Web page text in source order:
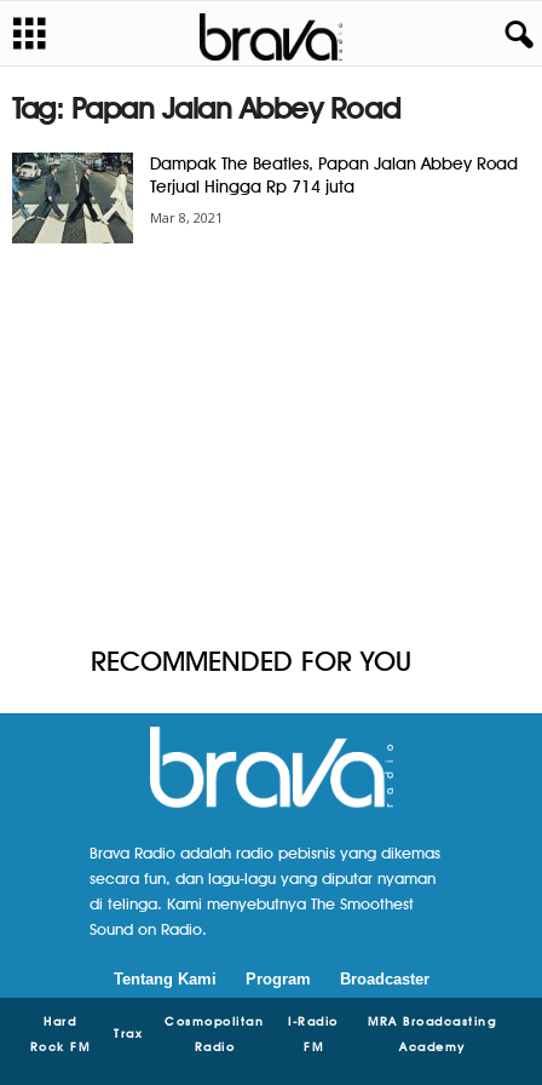
Tag: Papan Jalan Abbey Road
Dampak The Beatles, Papan Jalan Abbey Road
Terjual Hingga Rp 714 juta
Mar 8, 2021
RECOMMENDED FOR YOU
Brava Radio adalah radio pebisnis yang dikemas
secara fun, dan lagu-lagu yang diputar nyaman
di telinga. Kami menyebutnya The Smoothest
Sound on Radio.
Tentang Kami Program Broadcaster
Hard
Rock FM
Trax
Cosmopolitan
Radio
I-Radio
FM
MRA Broadcasting
Academy